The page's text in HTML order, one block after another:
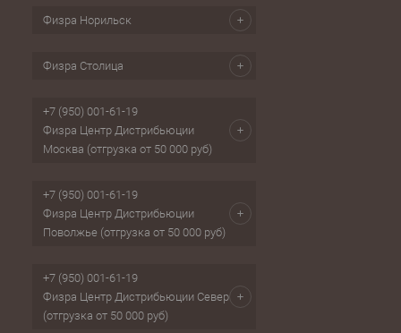
Физра Норильск
Физра Столица
+7 (950) 001-61-19
Физра Центр Дистрибьюции
Москва (отгрузка от 50 000 руб)
+7 (950) 001-61-19
Физра Центр Дистрибьюции
Поволжье (отгрузка от 50 000 руб)
+7 (950) 001-61-19
Физра Центр Дистрибьюции Север
(отгрузка от 50 000 руб)